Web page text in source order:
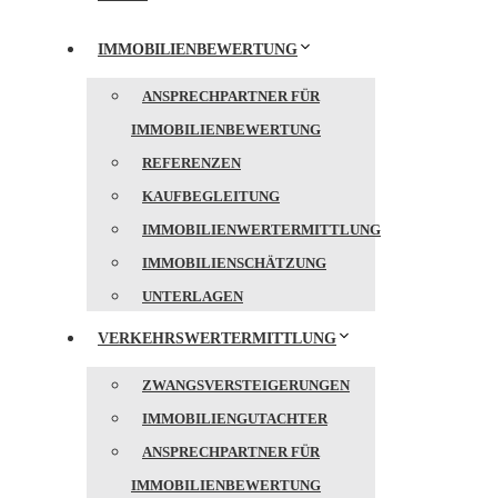
IMMOBILIENBEWERTUNG
ANSPRECHPARTNER FÜR
IMMOBILIENBEWERTUNG
REFERENZEN
KAUFBEGLEITUNG
IMMOBILIENWERTERMITTLUNG
IMMOBILIENSCHÄTZUNG
UNTERLAGEN
VERKEHRSWERTERMITTLUNG
ZWANGSVERSTEIGERUNGEN
IMMOBILIENGUTACHTER
ANSPRECHPARTNER FÜR
IMMOBILIENBEWERTUNG